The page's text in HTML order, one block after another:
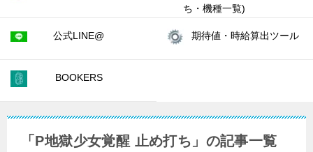
ち・機種一覧)
公式LINE@ 期待値・時給算出ツール
BOOKERS
「P地獄少女覚醒 止め打ち」の記事一覧